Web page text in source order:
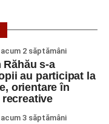
acum 2 săptămâni
Răhău s-a
au participat la
orientare în
acum 3 săptămâni